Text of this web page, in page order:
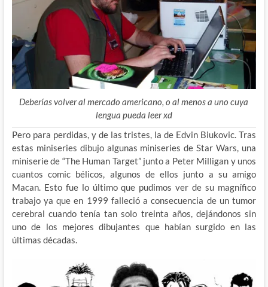
Deberías volver al mercado americano, o al menos a uno cuya
lengua pueda leer xd
Pero para perdidas, y de las tristes, la de Edvin Biukovic. Tras
estas miniseries dibujo algunas miniseries de Star Wars, una
miniserie de “The Human Target” junto a Peter Milligan y unos
cuantos comic bélicos, algunos de ellos junto a su amigo
Macan. Esto fue lo último que pudimos ver de su magnífico
trabajo ya que en 1999 falleció a consecuencia de un tumor
cerebral cuando tenía tan solo treinta años, dejándonos sin
uno de los mejores dibujantes que habían surgido en las
últimas décadas.